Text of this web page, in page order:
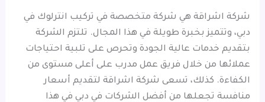
شركة اشراقة هي شركة متخصصة في تركيب انترلوك في
دبي، وتتميز بخبرة طويلة في هذا المجال. تلتزم الشركة
بتقديم خدمات عالية الجودة وتحرص على تلبية احتياجات
عملائها من خلال فريق عمل مدرب على أعلى مستوى من
الكفاءة. كذلك، تسعى شركة اشراقة لتقديم أسعار
منافسة تجعلها من أفضل الشركات في دبي في هذا